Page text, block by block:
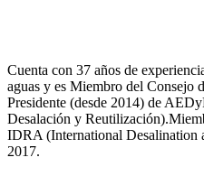
Cuenta con 37 años de
aguas y es Miembro del Consejo
Presidente (desde 2014) de
Desalación y
IDRA (International Desalination
2017.